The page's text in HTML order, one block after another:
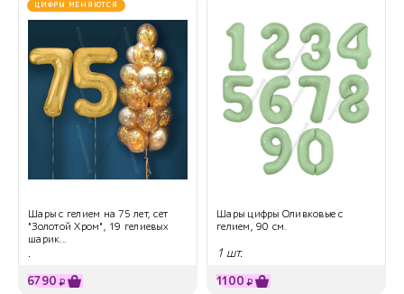
ЦИФРЫ МЕНЯЮТСЯ
Шары с гелием на 75 лет, сет
"Золотой Хром", 19 гелиевых
шарик...
.
6790 ₽
Шары цифры Оливковые с
гелием, 90 см.
1 шт.
1100 ₽